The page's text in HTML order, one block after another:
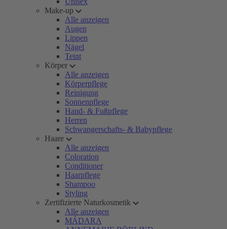
Make-up
Alle anzeigen
Augen
Lippen
Nägel
Teint
Körper
Alle anzeigen
Körperpflege
Reinigung
Sonnenpflege
Hand- & Fußpflege
Herren
Schwangerschafts- & Babypflege
Haare
Alle anzeigen
Coloration
Conditioner
Haarpflege
Shampoo
Styling
Zertifizierte Naturkosmetik
Alle anzeigen
MÁDARA